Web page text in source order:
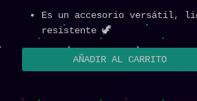
Es un accesorio versátil,
resistente 🦖
AÑADIR AL CARRITO